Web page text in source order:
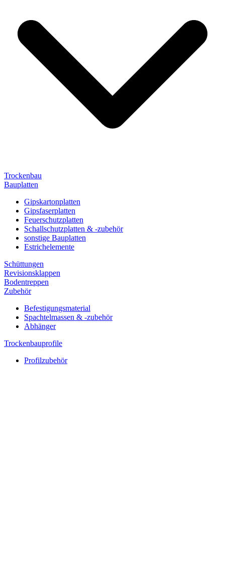
Trockenbau
Bauplatten
Gipskartonplatten
Gipsfaserplatten
Feuerschutzplatten
Schallschutzplatten & -zubehör
sonstige Bauplatten
Estrichelemente
Schüttungen
Revisionsklappen
Bodentreppen
Zubehör
Befestigungsmaterial
Spachtelmassen & -zubehör
Abhänger
Trockenbauprofile
Profilzubehör